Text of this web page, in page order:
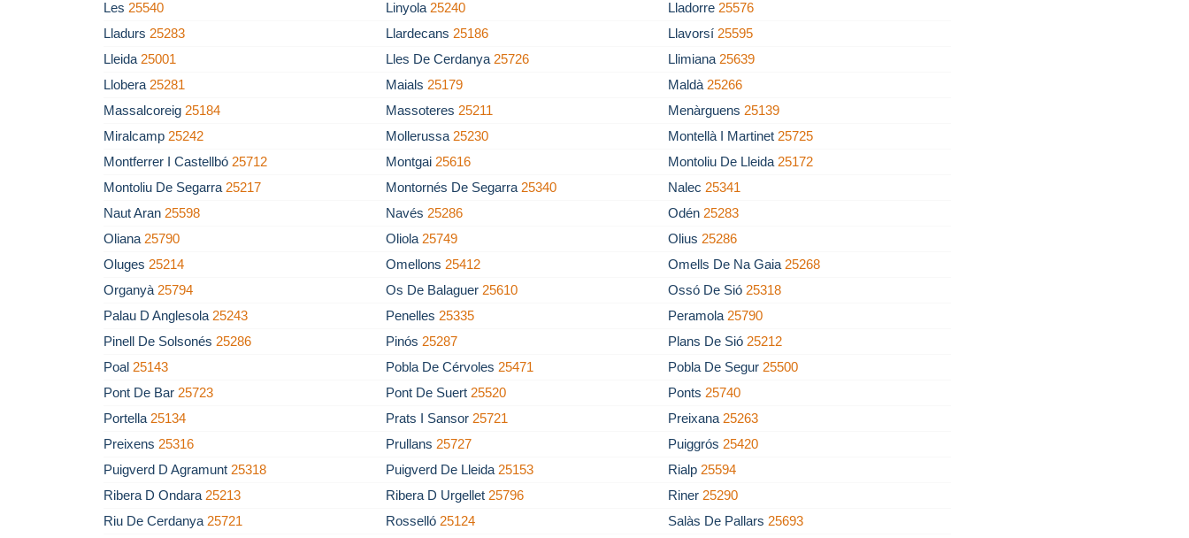
Les 25540 Linyola 25240 Lladorre 25576
Lladurs 25283 Llardecans 25186 Llavorsí 25595
Lleida 25001 Lles De Cerdanya 25726 Llimiana 25639
Llobera 25281 Maials 25179 Maldà 25266
Massalcoreig 25184 Massoteres 25211 Menàrguens 25139
Miralcamp 25242 Mollerussa 25230 Montellà I Martinet 25725
Montferrer I Castellbó 25712 Montgai 25616 Montoliu De Lleida 25172
Montoliu De Segarra 25217 Montornés De Segarra 25340 Nalec 25341
Naut Aran 25598 Navés 25286 Odén 25283
Oliana 25790 Oliola 25749 Olius 25286
Oluges 25214 Omellons 25412 Omells De Na Gaia 25268
Organyà 25794 Os De Balaguer 25610 Ossó De Sió 25318
Palau D Anglesola 25243 Penelles 25335 Peramola 25790
Pinell De Solsonés 25286 Pinós 25287 Plans De Sió 25212
Poal 25143 Pobla De Cérvoles 25471 Pobla De Segur 25500
Pont De Bar 25723 Pont De Suert 25520 Ponts 25740
Portella 25134 Prats I Sansor 25721 Preixana 25263
Preixens 25316 Prullans 25727 Puiggrós 25420
Puigverd D Agramunt 25318 Puigverd De Lleida 25153 Rialp 25594
Ribera D Ondara 25213 Ribera D Urgellet 25796 Riner 25290
Riu De Cerdanya 25721 Rosselló 25124 Salàs De Pallars 25693